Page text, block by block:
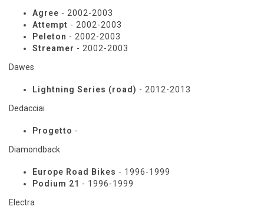
Agree - 2002-2003
Attempt - 2002-2003
Peleton - 2002-2003
Streamer - 2002-2003
Dawes
Lightning Series (road) - 2012-2013
Dedacciai
Progetto -
Diamondback
Europe Road Bikes - 1996-1999
Podium 21 - 1996-1999
Electra